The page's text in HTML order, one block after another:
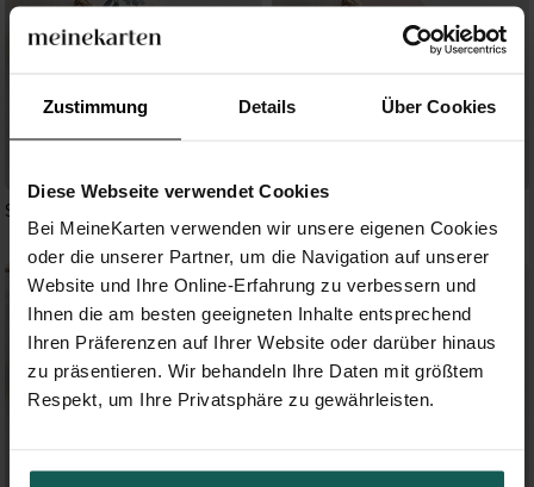
Zustimmung Details Über Cookies
Diese Webseite verwendet Cookies
Bei MeineKarten verwenden wir unsere eigenen Cookies
oder die unserer Partner, um die Navigation auf unserer
Website und Ihre Online-Erfahrung zu verbessern und
Ihnen die am besten geeigneten Inhalte entsprechend
Ihren Präferenzen auf Ihrer Website oder darüber hinaus
zu präsentieren. Wir behandeln Ihre Daten mit größtem
Respekt, um Ihre Privatsphäre zu gewährleisten.
Schöner Glanz